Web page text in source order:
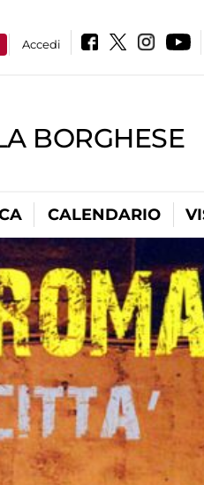
Accedi
BORGHESE
CALENDARIO